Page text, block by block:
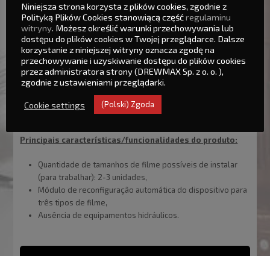
Principais características/funcionalidades do produto:
Quantidade de tamanhos de filme possíveis de instalar
(para trabalhar): 2-3 unidades,
Módulo de reconfiguração automática do dispositivo para
três tipos de filme,
Ausência de equipamentos hidráulicos.
Niniejsza strona korzysta z plików cookies, zgodnie z
Polityką Plików Cookies stanowiącą częśćregulaminu
witryny. Możesz określić warunki przechowywania lub
dostępu do plików cookies w Twojej przeglądarce. Dalsze
korzystanie z niniejszej witryny oznacza zgodę na
przechowywanie i uzyskiwanie dostępu do plików cookies
przez administratora strony (DREWMAX Sp. z o. o. ),
zgodnie z ustawieniami przeglądarki.
Cookie settings (Polski) Zgoda